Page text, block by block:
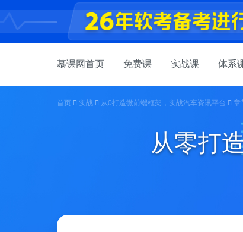
慕课网首页 免费课 实战课 体系
首页 实战 从0打造微前端框架，实战汽车资讯平台 章
从零打